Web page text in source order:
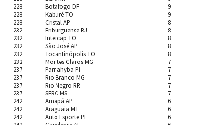
228
228
228
232
232
232
232
232
237
237
237
237
242
242
242
Botafogo DF
Kaburé TO
Cristal AP
Friburguense RJ
Intercap TO
São José AP
Tocantinópolis TO
Montes Claros MG
Parnahyba PI
Rio Branco MG
Rio Negro RR
SERC MS
Amapá AP
Araguaia MT
Auto Esporte PI
9
9
8
8
8
8
8
7
7
7
7
7
6
6
6